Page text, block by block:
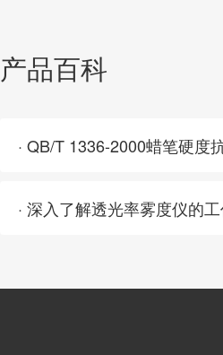
产品百科
· QB/T 1336-2000蜡笔硬度
· 深入了解透光率雾度仪的